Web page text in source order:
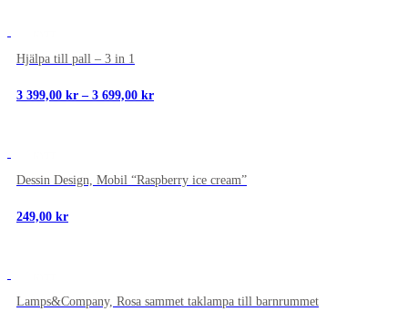
Hjälpa till pall – 3 in 1
3 399,00 kr – 3 699,00 krPrisintervall:
Dessin Design, Mobil “Raspberry ice cream”
249,00 kr
Lamps&Company, Rosa sammet taklampa till barnrummet